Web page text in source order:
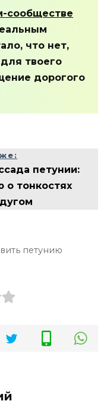
сообществе
что нет,
твоего
дорогого
петунии:
о тонкостях
петунию